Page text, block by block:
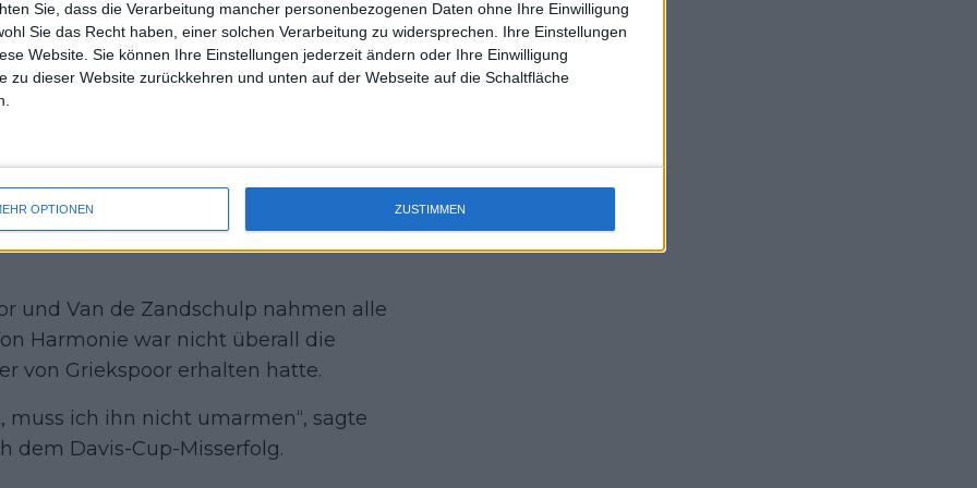
Sie, dass die Verarbeitung mancher personenbezogenen Daten ohne Ihre Einwilligung
Sie das Recht haben, einer solchen Verarbeitung zu widersprechen. Ihre Einstellungen
Website. Sie können Ihre Einstellungen jederzeit ändern oder Ihre Einwilligung
zu dieser Website zurückkehren und unten auf der Webseite auf die Schaltfläche
OPTIONEN ZUSTIMMEN
Indien führte 2:1, womit die
Siege angewiesen waren. De Jong
und glich die Partie aus, doch Den
nicht liefern und unterlag Suresh
und Van de Zandschulp nahmen alle
Harmonie war nicht überall die
von Griekspoor erhalten hatte.
muss ich ihn nicht umarmen“, sagte
dem Davis-Cup-Misserfolg.
uss J-L-Struff wahrscheinlich morge 3 Spiele absolvieren (2.
mal Einzel 1x Doppel) dank der hervorragenden Unterstützung
des Kommentators für F-A-A